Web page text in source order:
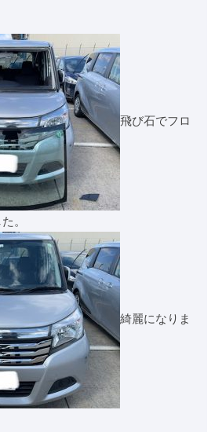
飛び石でフロ
。
綺麗になりま